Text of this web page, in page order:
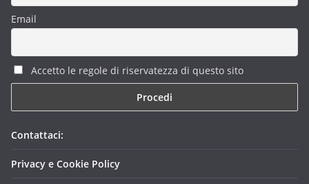
Email
Accetto le regole di riservatezza di questo sito
Contattaci:
Privacy e Cookie Policy